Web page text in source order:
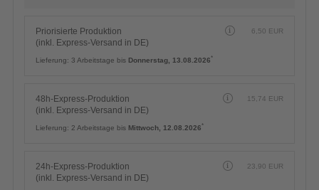
Priorisierte Produktion
(inkl. Express-Versand in DE)
6,50 EUR
Lieferung: 3 Arbeitstage bis Donnerstag, 13.08.2026*
48h-Express-Produktion
(inkl. Express-Versand in DE)
15,74 EUR
Lieferung: 2 Arbeitstage bis Mittwoch, 12.08.2026*
24h-Express-Produktion
(inkl. Express-Versand in DE)
23,90 EUR